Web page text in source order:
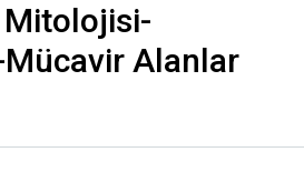
Alanlar